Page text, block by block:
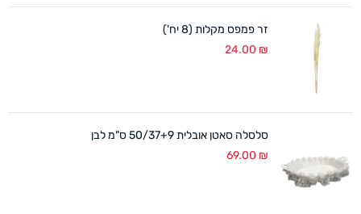
זר פמפס מקלות (8 יח')
24.00 ₪
סלסלה סאטן אובלית 50/37+9 ס"מ לבן
69.00 ₪